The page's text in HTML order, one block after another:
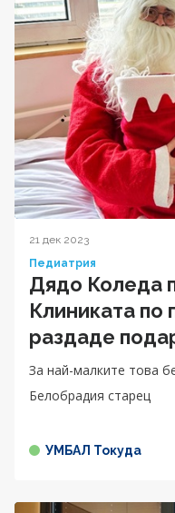
21 дек 2023
Педиатрия
Дядо Коледа
Клиниката по
раздаде
За най-малките това
Белобрадия старец
УМБАЛ Токуда